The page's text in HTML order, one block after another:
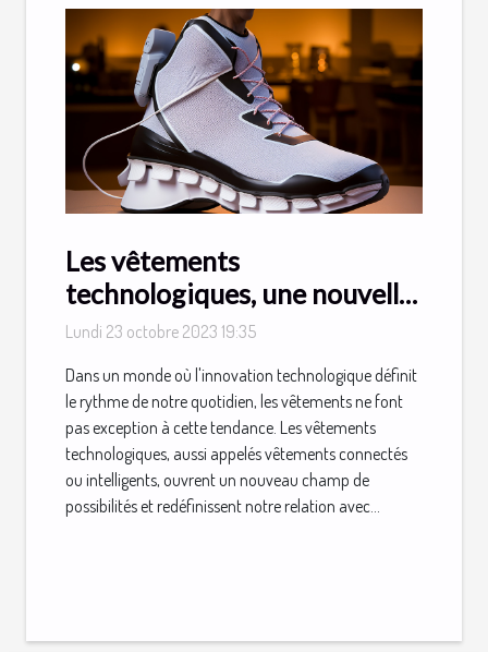
Les vêtements
technologiques, une nouvelle
tendance à suivre
Lundi 23 octobre 2023 19:35
Dans un monde où l'innovation technologique définit
le rythme de notre quotidien, les vêtements ne font
pas exception à cette tendance. Les vêtements
technologiques, aussi appelés vêtements connectés
ou intelligents, ouvrent un nouveau champ de
possibilités et redéfinissent notre relation avec...